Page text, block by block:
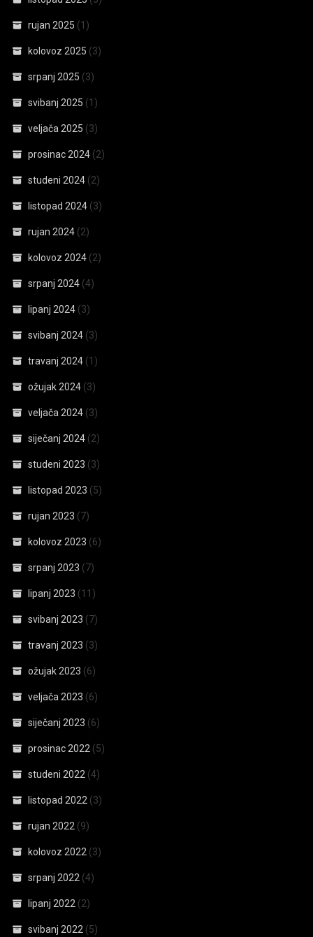
rujan 2025 (1)
kolovoz 2025 (3)
srpanj 2025 (3)
svibanj 2025 (1)
veljača 2025 (3)
prosinac 2024 (2)
studeni 2024 (2)
listopad 2024 (3)
rujan 2024 (2)
kolovoz 2024 (2)
srpanj 2024 (4)
lipanj 2024 (3)
svibanj 2024 (3)
travanj 2024 (1)
ožujak 2024 (3)
veljača 2024 (3)
siječanj 2024 (2)
studeni 2023 (3)
listopad 2023 (5)
rujan 2023 (7)
kolovoz 2023 (6)
srpanj 2023 (7)
lipanj 2023 (11)
svibanj 2023 (7)
travanj 2023 (3)
ožujak 2023 (6)
veljača 2023 (6)
siječanj 2023 (6)
prosinac 2022 (5)
studeni 2022 (4)
listopad 2022 (3)
rujan 2022 (9)
kolovoz 2022 (3)
srpanj 2022 (4)
lipanj 2022 (2)
svibanj 2022 (5)